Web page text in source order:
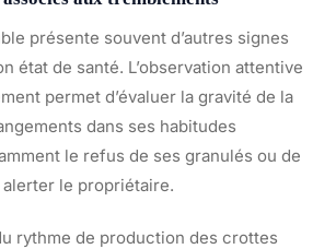
présente souvent d’autres signes
état de santé. L’observation attentive
permet d’évaluer la gravité de la
dans ses habitudes
le refus de ses granulés ou de
le propriétaire.
rythme de production des crottes